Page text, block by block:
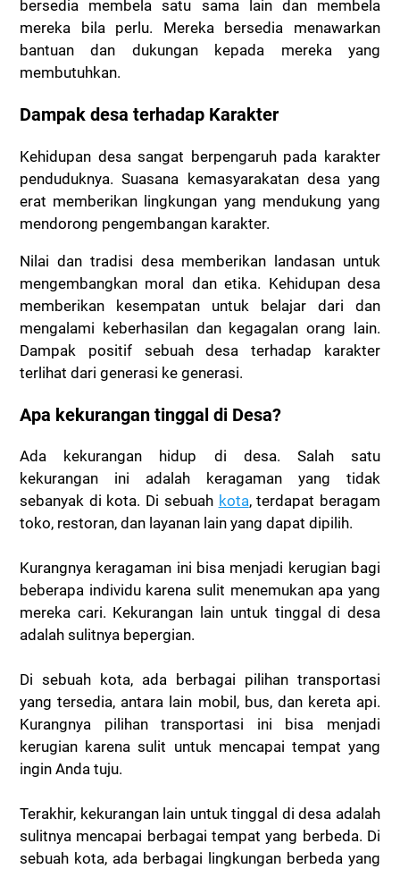
bersedia membela satu sama lain dan membela
mereka bila perlu. Mereka bersedia menawarkan
bantuan dan dukungan kepada mereka yang
membutuhkan.
Dampak desa terhadap Karakter
Kehidupan desa sangat berpengaruh pada karakter
penduduknya. Suasana kemasyarakatan desa yang
erat memberikan lingkungan yang mendukung yang
mendorong pengembangan karakter.
Nilai dan tradisi desa memberikan landasan untuk
mengembangkan moral dan etika. Kehidupan desa
memberikan kesempatan untuk belajar dari dan
mengalami keberhasilan dan kegagalan orang lain.
Dampak positif sebuah desa terhadap karakter
terlihat dari generasi ke generasi.
Apa kekurangan tinggal di Desa?
Ada kekurangan hidup di desa. Salah satu
kekurangan ini adalah keragaman yang tidak
sebanyak di kota. Di sebuah kota, terdapat beragam
toko, restoran, dan layanan lain yang dapat dipilih.
Kurangnya keragaman ini bisa menjadi kerugian bagi
beberapa individu karena sulit menemukan apa yang
mereka cari. Kekurangan lain untuk tinggal di desa
adalah sulitnya bepergian.
Di sebuah kota, ada berbagai pilihan transportasi
yang tersedia, antara lain mobil, bus, dan kereta api.
Kurangnya pilihan transportasi ini bisa menjadi
kerugian karena sulit untuk mencapai tempat yang
ingin Anda tuju.
Terakhir, kekurangan lain untuk tinggal di desa adalah
sulitnya mencapai berbagai tempat yang berbeda. Di
sebuah kota, ada berbagai lingkungan berbeda yang